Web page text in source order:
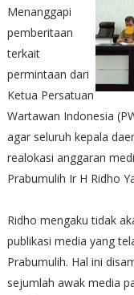
Menanggapi
pemberitaan
terkait
permintaan dari
Ketua Persatuan
Wartawan Indonesia
agar seluruh kepala
realokasi anggaran
Prabumulih Ir H Ridho
Ridho mengaku tidak
publikasi media yang
Prabumulih. Hal ini
sejumlah awak media